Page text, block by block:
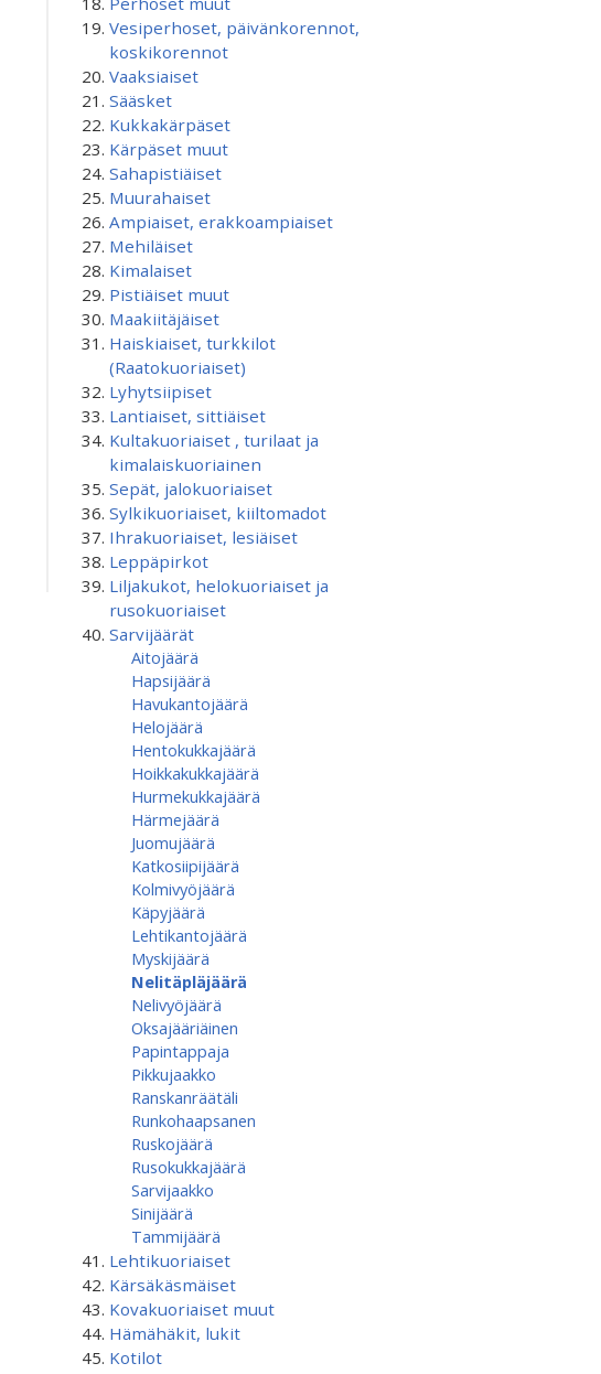
Vesiperhoset, päivänkorennot,
koskikorennot
Vaaksiaiset
Sääsket
Kukkakärpäset
Kärpäset muut
Sahapistiäiset
Muurahaiset
Ampiaiset, erakkoampiaiset
Mehiläiset
Kimalaiset
Pistiäiset muut
Maakiitäjäiset
Haiskiaiset, turkkilot
(Raatokuoriaiset)
Lyhytsiipiset
Lantiaiset, sittiäiset
Kultakuoriaiset , turilaat ja
kimalaiskuoriainen
Sepät, jalokuoriaiset
Sylkikuoriaiset, kiiltomadot
Ihrakuoriaiset, lesiäiset
Leppäpirkot
Liljakukot, helokuoriaiset ja
rusokuoriaiset
Sarvijäärät
Aitojäärä
Hapsijäärä
Havukantojäärä
Helojäärä
Hentokukkajäärä
Hoikkakukkajäärä
Hurmekukkajäärä
Härmejäärä
Juomujäärä
Katkosiipijäärä
Kolmivyöjäärä
Käpyjäärä
Lehtikantojäärä
Myskijäärä
Nelitäpläjäärä
Nelivyöjäärä
Oksajääriäinen
Papintappaja
Pikkujaakko
Ranskanräätäli
Runkohaapsanen
Ruskojäärä
Rusokukkajäärä
Sarvijaakko
Sinijäärä
Tammijäärä
Lehtikuoriaiset
Kärsäkäsmäiset
Kovakuoriaiset muut
Hämähäkit, lukit
Kotilot